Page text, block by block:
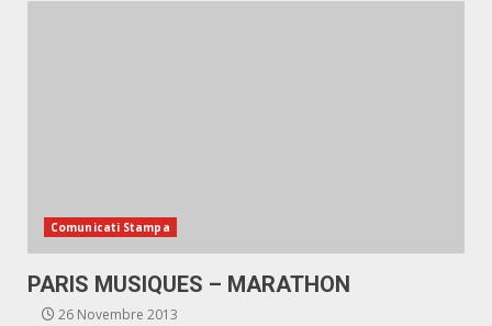
Comunicati Stampa
PARIS MUSIQUES – MARATHON
26 Novembre 2013